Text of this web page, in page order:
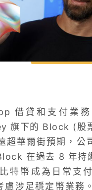
借貸和支付業務
旗下的 Block (股
超華爾街預期，公
在過去 8 年持
特幣成為日常支
慮涉足穩定幣業務